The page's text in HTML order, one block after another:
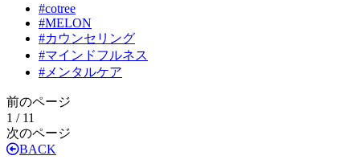
#cotree
#MELON
#カウンセリング
#マインドフルネス
# メンタルケア
前のページ
1 / 11
次のページ
BACK